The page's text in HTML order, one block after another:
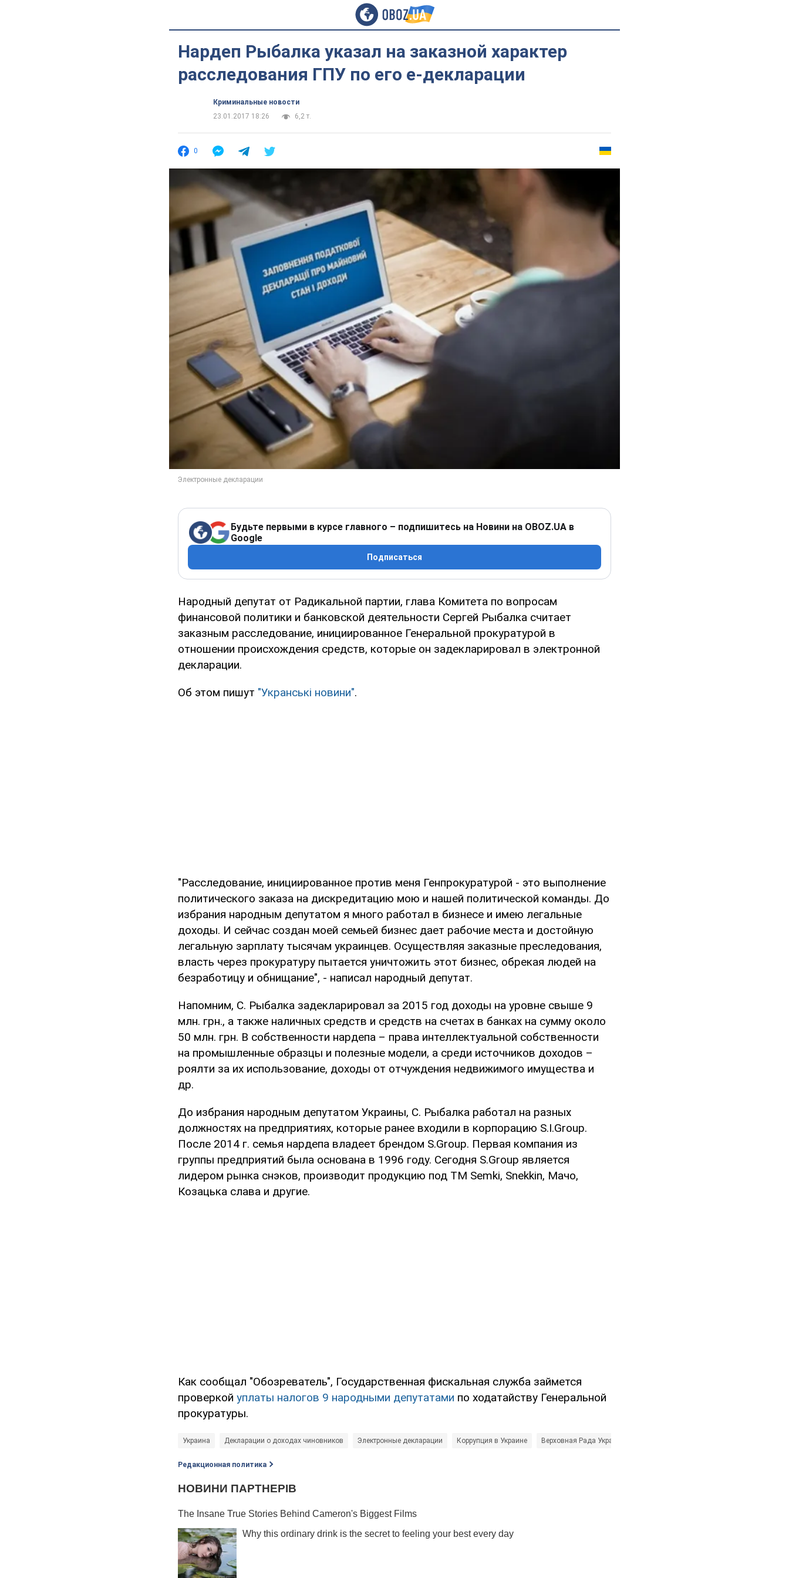
Нардеп Рыбалка указал на заказной характер
расследования ГПУ по его е-декларации
Криминальные новости
23.01.2017 18:26
6,2 т.
0
Будьте первыми в курсе главного – подпишитесь на Новини на OBOZ.UA в
Google
Подписаться
Народный депутат от Радикальной партии, глава Комитета по вопросам
финансовой политики и банковской деятельности Сергей Рыбалка считает
заказным расследование, инициированное Генеральной прокуратурой в
отношении происхождения средств, которые он задекларировал в электронной
декларации.
Об этом пишут "Укранські новини".
"Расследование, инициированное против меня Генпрокуратурой - это выполнение
политического заказа на дискредитацию мою и нашей политической команды. До
избрания народным депутатом я много работал в бизнесе и имею легальные
доходы. И сейчас создан моей семьей бизнес дает рабочие места и достойную
легальную зарплату тысячам украинцев. Осуществляя заказные преследования,
власть через прокуратуру пытается уничтожить этот бизнес, обрекая людей на
безработицу и обнищание", - написал народный депутат.
Напомним, С. Рыбалка задекларировал за 2015 год доходы на уровне свыше 9
млн. грн., а также наличных средств и средств на счетах в банках на сумму около
50 млн. грн. В собственности нардепа – права интеллектуальной собственности
на промышленные образцы и полезные модели, а среди источников доходов –
роялти за их использование, доходы от отчуждения недвижимого имущества и
др.
До избрания народным депутатом Украины, С. Рыбалка работал на разных
должностях на предприятиях, которые ранее входили в корпорацию S.I.Group.
После 2014 г. семья нардепа владеет брендом S.Group. Первая компания из
группы предприятий была основана в 1996 году. Сегодня S.Group является
лидером рынка снэков, производит продукцию под ТМ Semki, Snekkin, Мачо,
Козацька слава и другие.
Как сообщал "Обозреватель", Государственная фискальная служба займется
проверкой уплаты налогов 9 народными депутатами по ходатайству Генеральной
прокуратуры.
Украина Декларации о доходах чиновников Электронные декларации Коррупция в Украине Верховная Рада Украины
Редакционная политика